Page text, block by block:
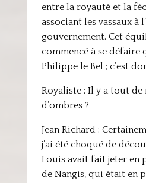
entre la royauté et la
associant les vassaux à
gouvernement. Cet
commencé à se défaire
Philippe le Bel ; c’est
Royaliste : Il y a tout de
d’ombres ?
Jean Richard :
j’ai été choqué de
Louis avait fait jeter en
de Nangis, qui était en